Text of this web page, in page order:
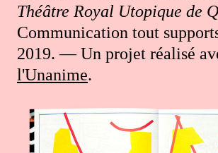
Théâtre Royal Utopique de
Communication tout
2019. — Un projet réalisé
l'Unanime.